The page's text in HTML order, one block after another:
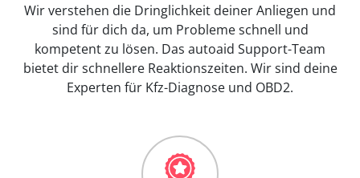
Wir verstehen die Dringlichkeit deiner Anliegen und
sind für dich da, um Probleme schnell und
kompetent zu lösen. Das autoaid Support-Team
bietet dir schnellere Reaktionszeiten. Wir sind deine
Experten für Kfz-Diagnose und OBD2.